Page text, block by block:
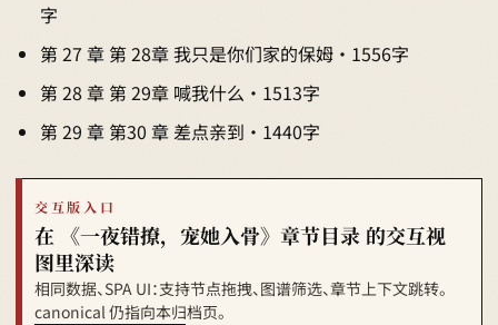
字
第 27 章 第 28章 我只是你们家的保姆 · 1556字
第 28 章 第 29章 喊我什么 · 1513字
第 29 章 第30 章 差点亲到 · 1440字
交互版入口
在 《一夜错撩，宠她入骨》章节目录 的交互视
图里深读
相同数据、SPA UI：支持节点拖拽、图谱筛选、章节上下文跳转。
canonical 仍指向本归档页。